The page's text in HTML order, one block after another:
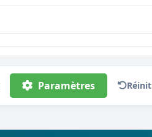
Paramètres Réinit